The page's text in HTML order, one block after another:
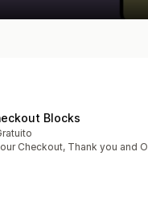
Blocks
Checkout, Thank you and